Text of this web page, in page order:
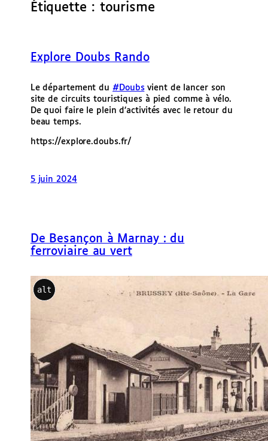
Étiquette : tourisme
Explore Doubs Rando
Le département du #Doubsvient de lancer son
site de circuits touristiques à pied comme à vélo.
De quoi faire le plein d’activités avec le retour du
beau temps.
https://explore.doubs.fr/
5 juin 2024
De Besançon à Marnay : du
ferroviaire au vert
alt